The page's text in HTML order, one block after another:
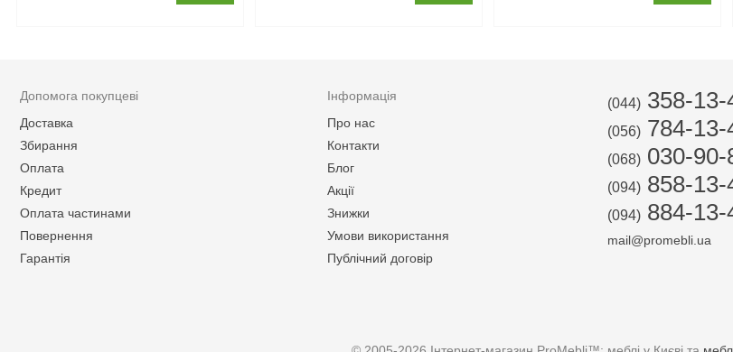
Допомога покупцеві
Доставка
Збирання
Оплата
Кредит
Оплата частинами
Повернення
Гарантія
Інформація
Про нас
Контакти
Блог
Акції
Знижки
Умови використання
Публічний договір
(044) 358-13-
(056) 784-13-
(068) 030-90-
(094) 858-13-
(094) 884-13-
mail@promebli.ua